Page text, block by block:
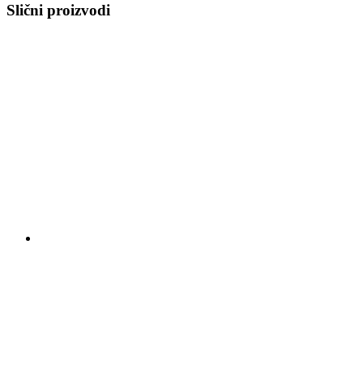
Slični proizvodi